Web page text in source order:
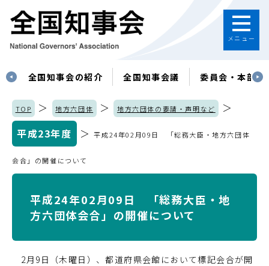
メニュー
全国知事会の紹介 全国知事会議 委員会・本部
TOP ＞ 地方六団体 ＞ 地方六団体の要請・声明など
＞
平成23年度
＞平成24年02月09日 「総務大臣・地方六団体
会合」の開催について
平成24年02月09日 「総務大臣・地
方六団体会合」の開催について
2月9日（木曜日）、都道府県会館において標記会合が開